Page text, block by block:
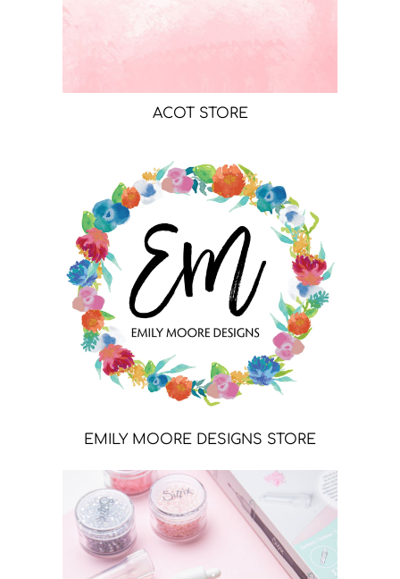
ACOT STORE
EMILY MOORE DESIGNS STORE